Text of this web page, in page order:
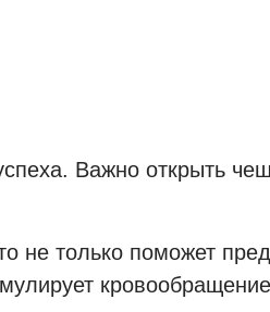
Важно открыть
не только поможет